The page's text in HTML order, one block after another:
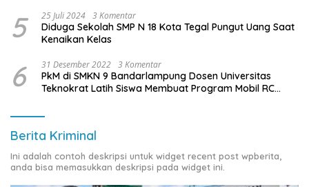
5 25 Juli 2024 3 Komentar
Diduga Sekolah SMP N 18 Kota Tegal Pungut Uang Saat
Kenaikan Kelas
6 31 Desember 2022 3 Komentar
PkM di SMKN 9 Bandarlampung Dosen Universitas
Teknokrat Latih Siswa Membuat Program Mobil RC
Berita Kriminal
Ini adalah contoh deskripsi untuk widget recent post wpberita,
anda bisa memasukkan deskripsi pada widget ini.